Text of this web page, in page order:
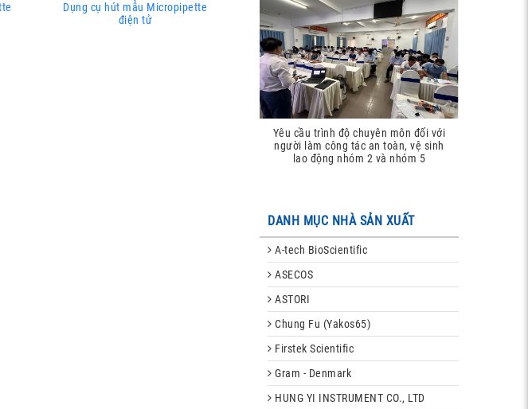
Dụng cụ hút mẫu Micropipette
điện tử
Yêu cầu trình độ chuyên môn đối với
người làm công tác an toàn, vệ sinh
lao động nhóm 2 và nhóm 5
DANH MỤC NHÀ SẢN XUẤT
A-tech BioScientific
ASECOS
ASTORI
Chung Fu (Yakos65)
Firstek Scientific
Gram - Denmark
HUNG YI INSTRUMENT CO., LTD